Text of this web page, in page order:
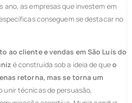
ano, as empresas que investem em
conseguem se destacar no
ao cliente e vendas em São Luís do
é construída sob a ideia de queo
retorna, mas se torna um
unir técnicas de persuasão,